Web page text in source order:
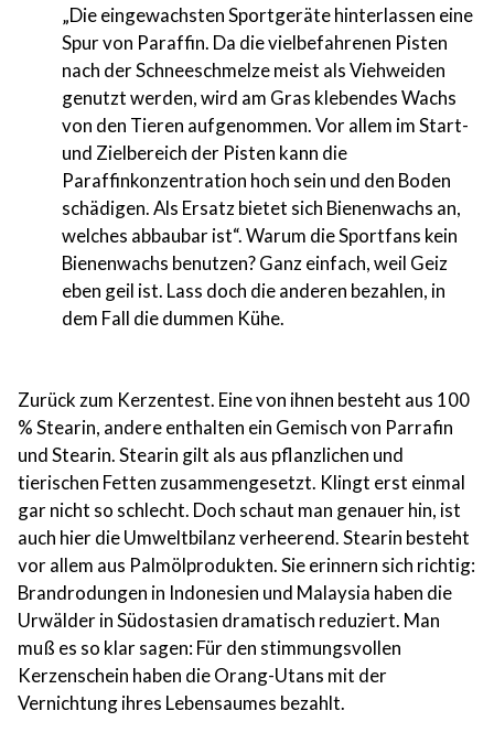
„Die eingewachsten Sportgeräte hinterlassen eine
Spur von Paraffin. Da die vielbefahrenen Pisten
nach der Schneeschmelze meist als Viehweiden
genutzt werden, wird am Gras klebendes Wachs
von den Tieren aufgenommen. Vor allem im Start-
und Zielbereich der Pisten kann die
Paraffinkonzentration hoch sein und den Boden
schädigen. Als Ersatz bietet sich Bienenwachs an,
welches abbaubar ist“. Warum die Sportfans kein
Bienenwachs benutzen? Ganz einfach, weil Geiz
eben geil ist. Lass doch die anderen bezahlen, in
dem Fall die dummen Kühe.
Zurück zum Kerzentest. Eine von ihnen besteht aus 100
% Stearin, andere enthalten ein Gemisch von Parrafin
und Stearin. Stearin gilt als aus pflanzlichen und
tierischen Fetten zusammengesetzt. Klingt erst einmal
gar nicht so schlecht. Doch schaut man genauer hin, ist
auch hier die Umweltbilanz verheerend. Stearin besteht
vor allem aus Palmölprodukten. Sie erinnern sich richtig:
Brandrodungen in Indonesien und Malaysia haben die
Urwälder in Südostasien dramatisch reduziert. Man
muß es so klar sagen: Für den stimmungsvollen
Kerzenschein haben die Orang-Utans mit der
Vernichtung ihres Lebensaumes bezahlt.